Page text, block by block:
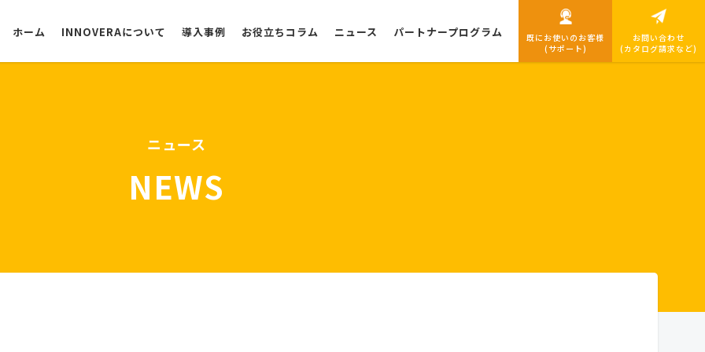
ホーム INNOVERAについて 導入事例 お役立ちコラム ニュース パートナープログラム
既にお使いのお客様
(サポート)
お問い合わせ
(カタログ請求など)
ニュース
NEWS